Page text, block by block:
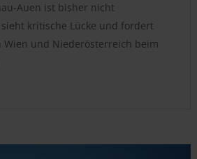
Auen ist bisher nicht
sieht kritische Lücke und fordert
und Niederösterreich beim